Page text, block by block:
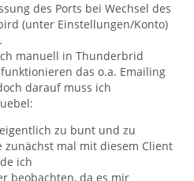
des Ports bei Wechsel des
(unter Einstellungen/Konto)
manuell in Thunderbrid
das o.a. Emailing
darauf muss ich
zu bunt und zu
zunächst mal mit diesem Client
ich
beobachten, da es mir